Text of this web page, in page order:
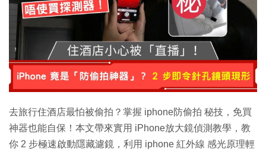
去旅行住酒店最怕被偷拍？掌握 iphone防偷拍 秘技，免買
神器也能自保！本文帶來實用 iPhone放大鏡偵測教學，教
你 2 步極速啟動隱藏濾鏡，利用 iphone 紅外線 感光原理輕